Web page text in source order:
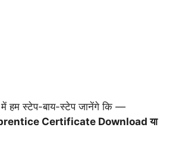
हम स्टेप-बाय-स्टेप जानेंगे कि —
Certificate Download या